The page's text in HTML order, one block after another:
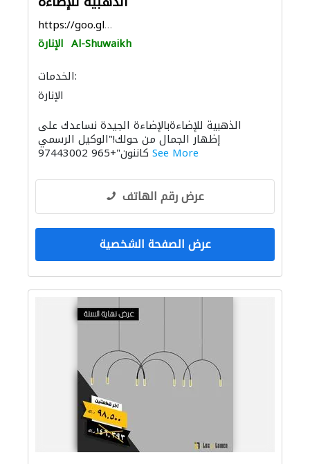
https://goo.gl/maps/fxvxQX5Kbh18VyRX7
الإنارة Al-Shuwaikh
الخدمات:
الإنارة
الذهبية للإضاءةبالإضاءة الجيدة نساعدك على
إظهار الجمال من حولك!"الوكيل الرسمي
See More
عرض رقم الهاتف
عرض الصفحة الشخصية